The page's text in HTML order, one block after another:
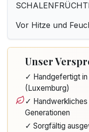
Vor Hitze und
Unser
✓ Handgefertigt
(Luxemburg)
✓
Generationen
✓ Sorgfältig